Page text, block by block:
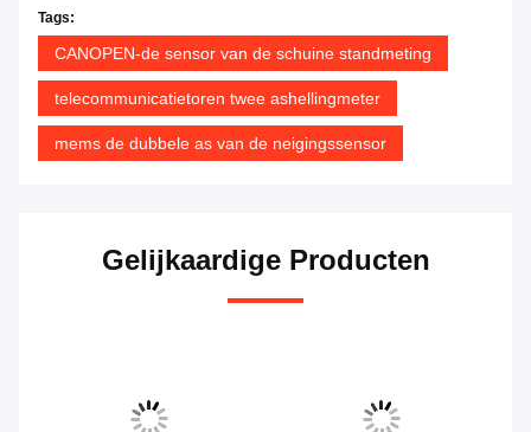
Tags:
CANOPEN-de sensor van de schuine standmeting
telecommunicatietoren twee ashellingmeter
mems de dubbele as van de neigingssensor
Gelijkaardige Producten